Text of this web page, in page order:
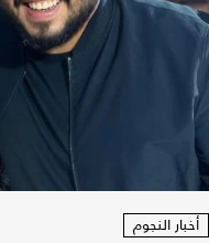
أخبار النجوم